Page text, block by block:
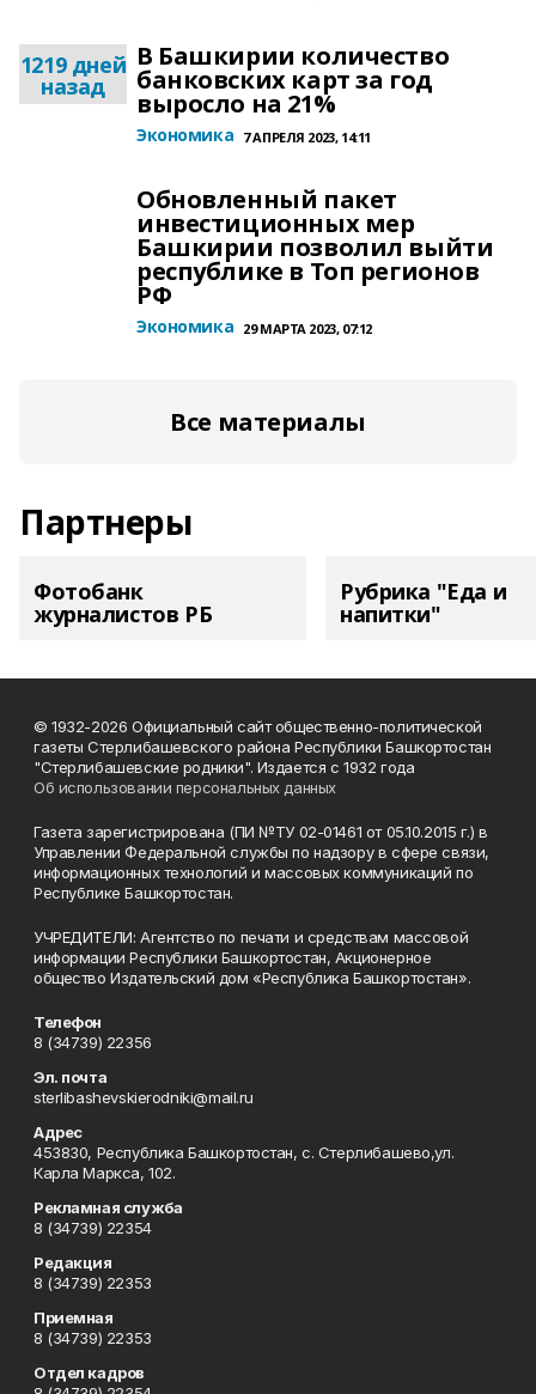
1219 дней
назад
В Башкирии количество
банковских карт за год
выросло на 21%
Экономика 7 АПРЕЛЯ 2023, 14:11
Обновленный пакет
инвестиционных мер
Башкирии позволил выйти
республике в Топ регионов
РФ
Экономика 29 МАРТА 2023, 07:12
Все материалы
Партнеры
Фотобанк
журналистов РБ
Рубрика "Еда и
напитки"
© 1932-2026 Официальный сайт общественно-политической
газеты Стерлибашевского района Республики Башкортостан
"Стерлибашевские родники". Издается с 1932 года
Об использовании персональных данных
Газета зарегистрирована (ПИ №ТУ 02-01461 от 05.10.2015 г.) в
Управлении Федеральной службы по надзору в сфере связи,
информационных технологий и массовых коммуникаций по
Республике Башкортостан.
УЧРЕДИТЕЛИ: Агентство по печати и средствам массовой
информации Республики Башкортостан, Акционерное
общество Издательский дом «Республика Башкортостан».
Телефон
8 (34739) 22356
Эл. почта
sterlibashevskierodniki@mail.ru
Адрес
453830, Республика Башкортостан, c. Стерлибашево,ул.
Карла Маркса, 102.
Рекламная служба
8 (34739) 22354
Редакция
8 (34739) 22353
Приемная
8 (34739) 22353
Отдел кадров